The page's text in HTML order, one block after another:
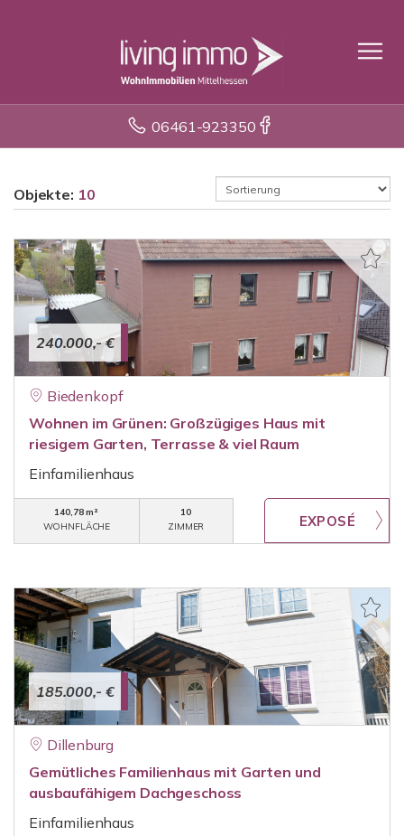
06461-923350
Objekte: 10
240.000,- €
Biedenkopf
Wohnen im Grünen: Großzügiges Haus mit
riesigem Garten, Terrasse & viel Raum
Einfamilienhaus
140,78 m²
WOHNFLÄCHE
10
ZIMMER
185.000,- €
Dillenburg
Gemütliches Familienhaus mit Garten und
ausbaufähigem Dachgeschoss
Einfamilienhaus